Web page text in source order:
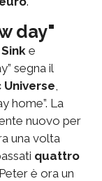
day"
e
segna il
home”. La
nuovo per
una volta
quattro
è ora un